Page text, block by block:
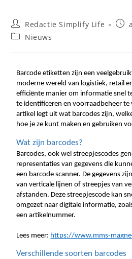
Redactie Simplify Life
Nieuws
Barcode etiketten zijn een
moderne wereld van logistiek, retail
efficiënte manier om informatie snel
te identificeren en voorraadbeheer te
artikel legt uit wat barcodes zijn,
hoe je ze kunt maken en gebruiken
Wat zijn barcodes?
Barcodes, ook wel streepjescodes
representaties van gegevens die
een barcode scanner. De gegevens
van verticale lijnen of streepjes van
afstanden. Deze streepjescode kan
omgezet naar digitale informatie,
een artikelnummer.
Lees meer: https://www.mms-
Verschillende soorten barcodes